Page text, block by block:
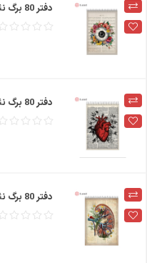
دفتر 80 برگ نئوپک طرح چشم سایز A4
دفتر 80 برگ نئوپک طرح قلب سایز A4
دفتر 80 برگ نئوپک طرح کلیه سایز A4